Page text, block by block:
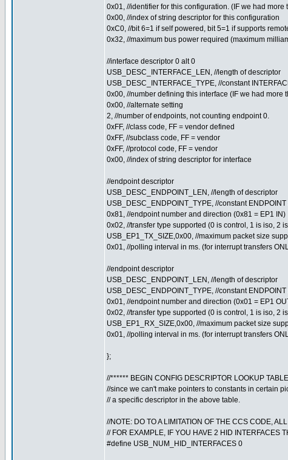
0x01, //identifier for this configuration. (IF we had
0x00, //index of string descriptor for this configuration
0xC0, //bit 6=1 if self powered, bit 5=1 if supports
0x32, //maximum bus power required (maximum
//interface descriptor 0 alt 0
USB_DESC_INTERFACE_LEN, //length of descriptor
USB_DESC_INTERFACE_TYPE, //constant
0x00, //number defining this interface (IF we had more
0x00, //alternate setting
2, //number of endpoints, not counting endpoint 0.
0xFF, //class code, FF = vendor defined
0xFF, //subclass code, FF = vendor
0xFF, //protocol code, FF = vendor
0x00, //index of string descriptor for interface
//endpoint descriptor
USB_DESC_ENDPOINT_LEN, //length of descriptor
USB_DESC_ENDPOINT_TYPE, //constant
0x81, //endpoint number and direction (0x81 = EP1 IN)
0x02, //transfer type supported (0 is control, 1 is iso, 2
USB_EP1_TX_SIZE,0x00, //maximum packet size
0x01, //polling interval in ms. (for interrupt transfers
//endpoint descriptor
USB_DESC_ENDPOINT_LEN, //length of descriptor
USB_DESC_ENDPOINT_TYPE, //constant
0x01, //endpoint number and direction (0x01 = EP1
0x02, //transfer type supported (0 is control, 1 is iso, 2
USB_EP1_RX_SIZE,0x00, //maximum packet size
0x01, //polling interval in ms. (for interrupt transfers
};
//****** BEGIN CONFIG DESCRIPTOR LOOKUP
//since we can't make pointers to constants in certain
// a specific descriptor in the above table.
//NOTE: DO TO A LIMITATION OF THE CCS CODE,
// FOR EXAMPLE, IF YOU HAVE 2 HID INTERFACES
#define USB_NUM_HID_INTERFACES 0